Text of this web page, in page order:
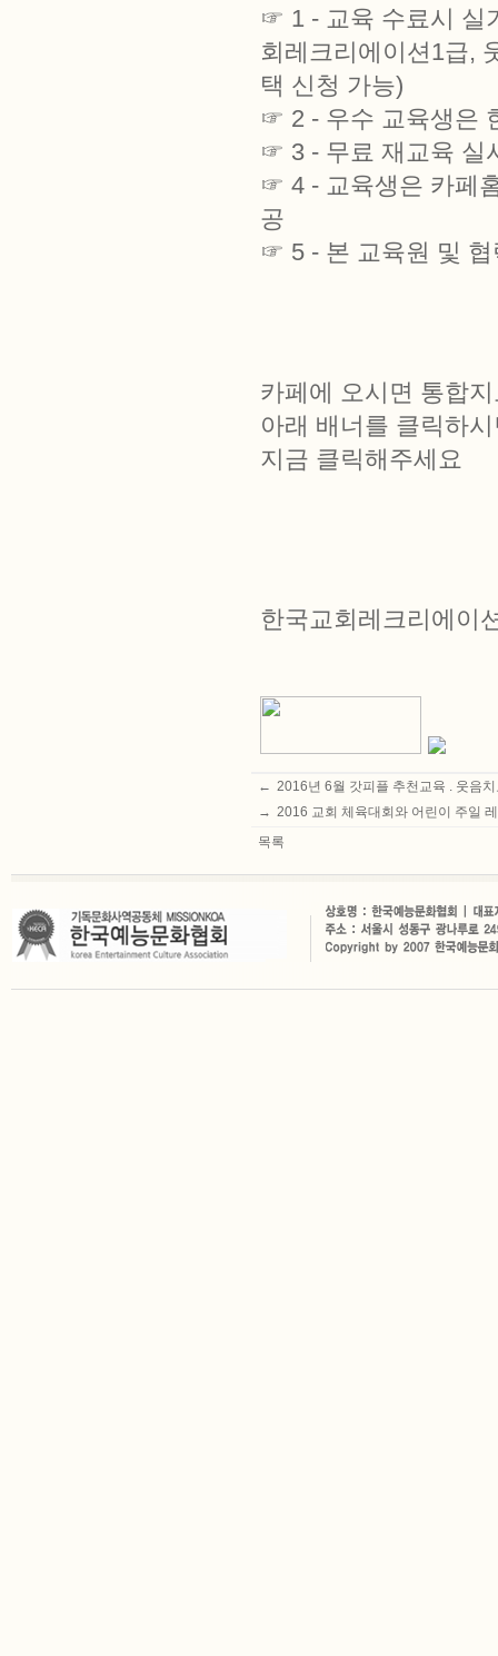
☞ 1 - 교육 수료시 실
회레크리에이션1급,
택 신청 가능)
☞ 2 - 우수 교육생은
☞ 3 - 무료 재교육 실
☞ 4 - 교육생은 카페
공
☞ 5 - 본 교육원 및 협
카페에 오시면 통합
아래 배너를 클릭하
지금 클릭해주세요
한국교회레크리에이
← 2016년 6월 갓피플 추천교육 . 웃음
→ 2016 교회 체육대회와 어린이 주일
목록